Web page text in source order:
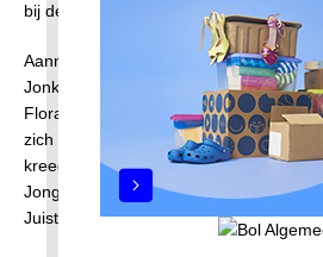
bij de Melkcentrale.
Aanmelden kon bij J. Wels, maar ook
Jonkman, Th. van der Ploeg of
Floradorp. Meedoen kostte één
zich op en ze werden verdeeld in twee
kreeg een week om op te bouwen en af
Jongensdorp waren enkele leiders
Juist, Lievense en Ouwehand, die van